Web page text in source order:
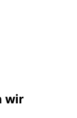
wir